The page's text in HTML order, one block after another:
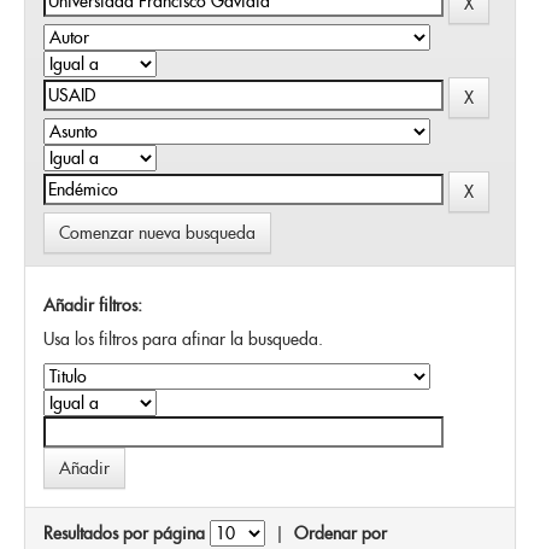
Comenzar nueva busqueda
Añadir filtros:
Usa los filtros para afinar la busqueda.
Resultados por página | Ordenar por